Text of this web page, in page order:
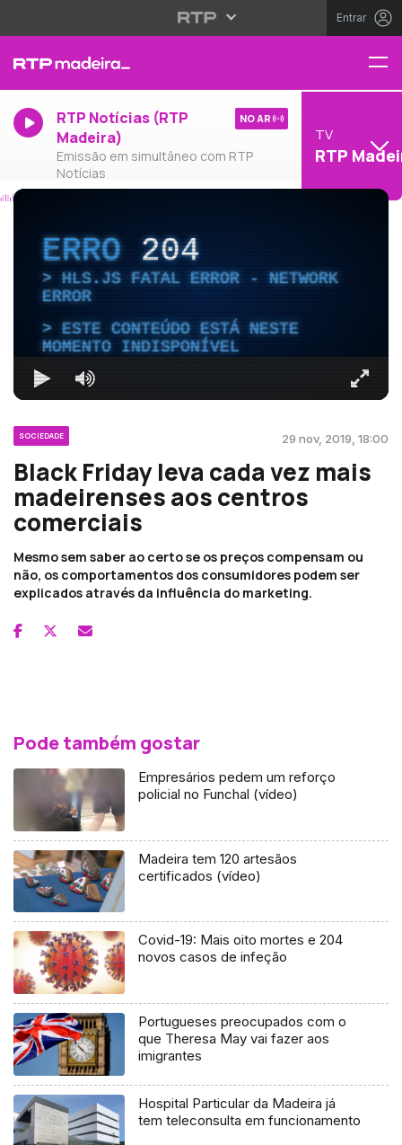
Entrar
RTP Notícias (RTP
Madeira)
Emissão em simultâneo com RTP
Notícias
NO AR
TV
RTP
ERRO204
HLS.JS FATAL ERROR - NETWORK
ERROR
ESTE CONTEÚDO ESTÁ NESTE
MOMENTO INDISPONÍVEL
SOCIEDADE 29 nov, 2019, 18:00
Black Friday leva cada vez mais
madeirenses aos centros
comerciais
Mesmo sem saber ao certo se os preços compensam ou
não, os comportamentos dos consumidores podem ser
explicados através da influência do marketing.
Pode também gostar
Empresários pedem um reforço
policial no Funchal (vídeo)
Madeira tem 120 artesãos
certificados (vídeo)
Covid-19: Mais oito mortes e 204
novos casos de infeção
Portugueses preocupados com o
que Theresa May vai fazer aos
imigrantes
Hospital Particular da Madeira já
tem teleconsulta em funcionamento